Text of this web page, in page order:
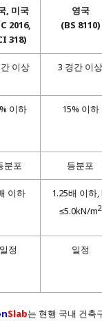
, 미국
2016,
318)
영국
(BS 8110)
이상 3 경간 이상
이하 15% 이하
분포 등분포
이하
1.25배 이하,
≤5.0kN/m2
일정 일정
Slab는 현행 국내 건축